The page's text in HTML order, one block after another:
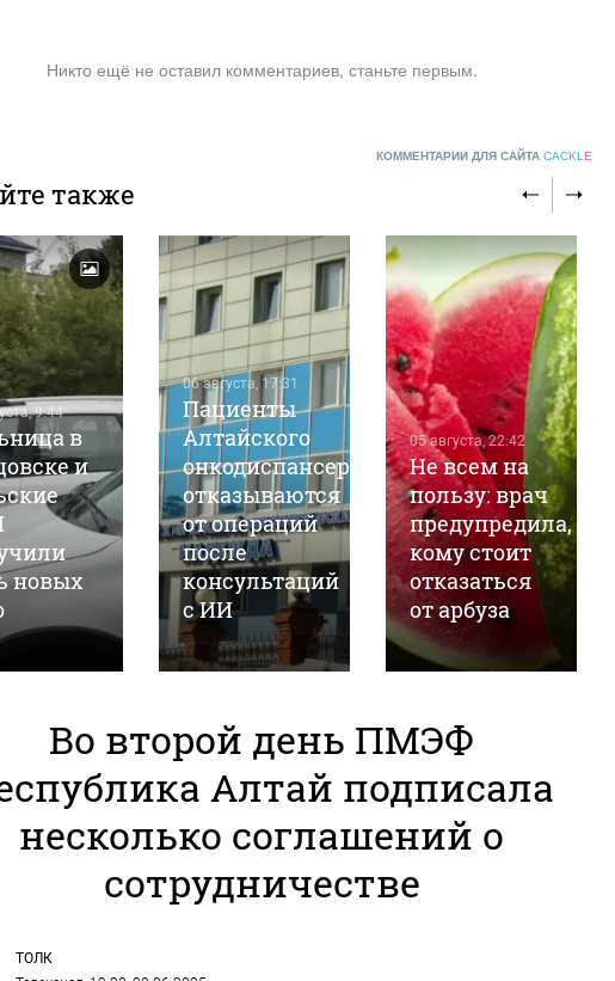
Никто ещё не оставил комментариев, станьте первым.
КОММЕНТАРИИ ДЛЯ САЙТА CACKL E
также
9:44
в
и
новых
06 августа, 17:31
Пациенты
Алтайского
онкодиспансера
отказываются
от операций
после
консультаций
с ИИ
05 августа, 22:42
Не всем на
пользу: врач
предупредила,
кому стоит
отказаться
от арбуза
Во второй день ПМЭФ
Алтай подписала
несколько соглашений о
сотрудничестве
ТОЛК